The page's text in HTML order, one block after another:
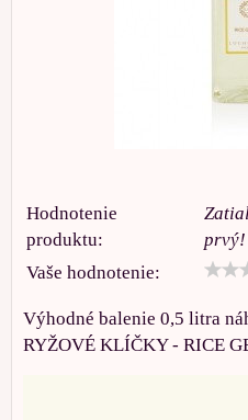
Hodnotenie
produktu:
prvý!
Vaše hodnotenie:
Výhodné balenie 0,5 litra
RYŽOVÉ KLÍČKY - RICE